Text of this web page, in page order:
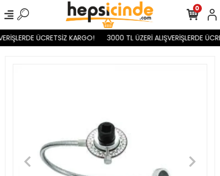
ÜCRETSİZ KARGO! 3000 TL ÜZERİ ALIŞVERİŞLERDE
0